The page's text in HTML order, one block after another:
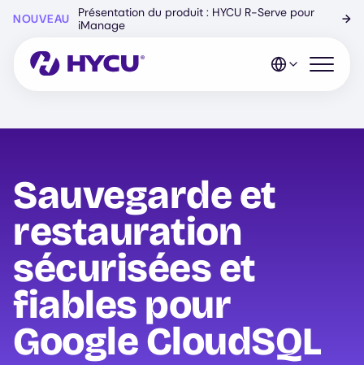
content
NOUVEAU
Présentation du produit : HYCU R-Serve pour
iManage
→
Open
Sauvegarde et
restauration
sécurisées et
fiables pour
Google CloudSQL